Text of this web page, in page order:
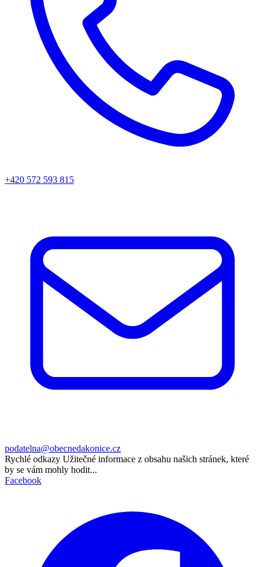
+420 572 593 815
podatelna@obecnedakonice.cz
Rychlé odkazy Užitečné informace z obsahu našich stránek, které
by se vám mohly hodit...
Facebook